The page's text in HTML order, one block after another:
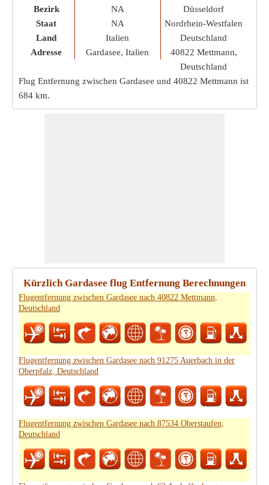
Bezirk
Staat
Land
Adresse
NA
NA
Italien
Gardasee, Italien
Düsseldorf
Nordrhein-Westfalen
Deutschland
40822 Mettmann,
Deutschland
Flug Entfernung zwischen Gardasee und 40822 Mettmann ist
684 km.
Kürzlich Gardasee flug Entfernung Berechnungen
Flugentfernung zwischen Gardasee nach 40822 Mettmann,
Deutschland
Flugentfernung zwischen Gardasee nach 91275 Auerbach in der
Oberpfalz, Deutschland
Flugentfernung zwischen Gardasee nach 87534 Oberstaufen,
Deutschland